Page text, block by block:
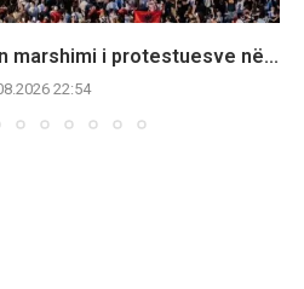
marshimi i protestuesve në...
22:54